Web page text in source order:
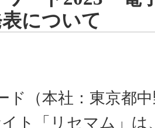
について
ド（本社：東京都
ト「リセマム」は